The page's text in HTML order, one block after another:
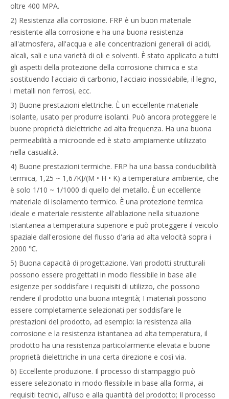
oltre 400 MPA.
2) Resistenza alla corrosione. FRP è un buon materiale
resistente alla corrosione e ha una buona resistenza
all'atmosfera, all'acqua e alle concentrazioni generali di acidi,
alcali, sali e una varietà di oli e solventi. È stato applicato a tutti
gli aspetti della protezione della corrosione chimica e sta
sostituendo l'acciaio di carbonio, l'acciaio inossidabile, il legno,
i metalli non ferrosi, ecc.
3) Buone prestazioni elettriche. È un eccellente materiale
isolante, usato per produrre isolanti. Può ancora proteggere le
buone proprietà dielettriche ad alta frequenza. Ha una buona
permeabilità a microonde ed è stato ampiamente utilizzato
nella casualità.
4) Buone prestazioni termiche. FRP ha una bassa conducibilità
termica, 1,25 ~ 1,67KJ/(M • H • K) a temperatura ambiente, che
è solo 1/10 ~ 1/1000 di quello del metallo. È un eccellente
materiale di isolamento termico. È una protezione termica
ideale e materiale resistente all'ablazione nella situazione
istantanea a temperatura superiore e può proteggere il veicolo
spaziale dall'erosione del flusso d'aria ad alta velocità sopra i
2000 ℃.
5) Buona capacità di progettazione. Vari prodotti strutturali
possono essere progettati in modo flessibile in base alle
esigenze per soddisfare i requisiti di utilizzo, che possono
rendere il prodotto una buona integrità; I materiali possono
essere completamente selezionati per soddisfare le
prestazioni del prodotto, ad esempio: la resistenza alla
corrosione e la resistenza istantanea ad alta temperatura, il
prodotto ha una resistenza particolarmente elevata e buone
proprietà dielettriche in una certa direzione e così via.
6) Eccellente produzione. Il processo di stampaggio può
essere selezionato in modo flessibile in base alla forma, ai
requisiti tecnici, all'uso e alla quantità del prodotto; Il processo